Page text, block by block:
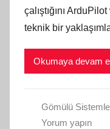
çalıştığını
teknik bir
Okumaya devam
Gömülü
Yorum yapın